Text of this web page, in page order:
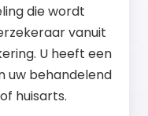
die wordt
vanuit
U heeft een
uw behandelend
huisarts.